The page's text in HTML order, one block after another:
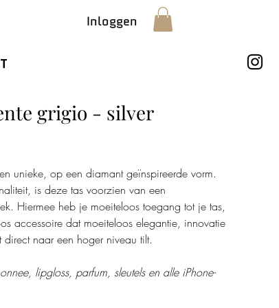
Inloggen
grigio - silver
unieke, op een diamant geïnspireerde vorm.
is deze tas voorzien van een
Hiermee heb je moeiteloos toegang tot je tas,
accessoire dat moeiteloos elegantie, innovatie
naar een hoger niveau tilt.
lipgloss, parfum, sleutels en alle iPhone-